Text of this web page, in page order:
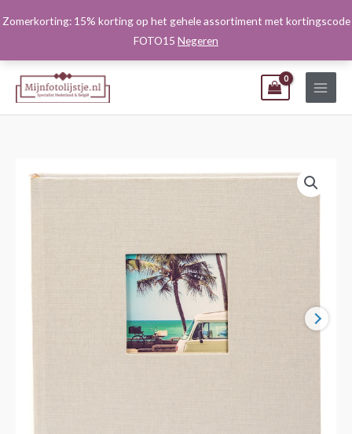
Zomerkorting: 15% korting op het gehele assortiment met kortingscode
FOTO15 Negeren
naar